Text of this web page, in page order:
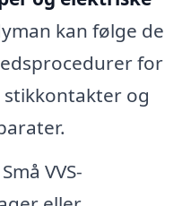
kan følge de
for
og
Små VVS-